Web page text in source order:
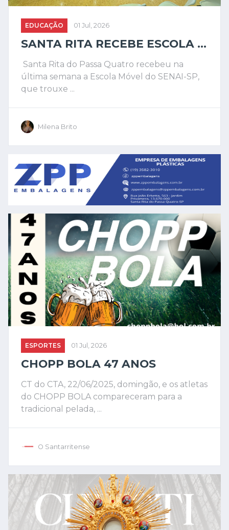
EDUCAÇÃO 01 Jul, 2026
SANTA RITA RECEBE ESCOLA ...
Santa Rita do Passa Quatro recebeu na
última semana a Escola Móvel do SENAI-SP,
que trouxe ...
Milena Brito
ESPORTES 01 Jul, 2026
CHOPP BOLA 47 ANOS
CT do CTA, 22/06/2025, domingão, e os atletas
do CHOPP BOLA compareceram para a
tradicional pelada, ...
O Santarritense